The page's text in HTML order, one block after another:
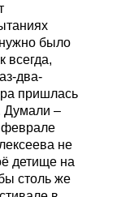
нужно было
всегда,
два-
пришлась
Думали –
феврале
не
детище на
столь же